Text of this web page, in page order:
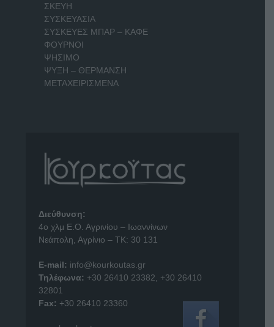
ΣΚΕΥΗ
ΣΥΣΚΕΥΑΣΙΑ
ΣΥΣΚΕΥΕΣ ΜΠΑΡ – ΚΑΦΕ
ΦΟΥΡΝΟΙ
ΨΗΣΙΜΟ
ΨΥΞΗ – ΘΕΡΜΑΝΣΗ
ΜΕΤΑΧΕΙΡΙΣΜΕΝΑ
Διεύθυνση:
4o χλμ Ε.Ο. Αγρινίου – Ιωαννίνων
Νεάπολη, Αγρίνιο – ΤΚ: 30 131
E-mail: info@kourkoutas.gr
Τηλέφωνα: +30 26410 23382
+30 26410
32801
Fax: +30 26410 23360